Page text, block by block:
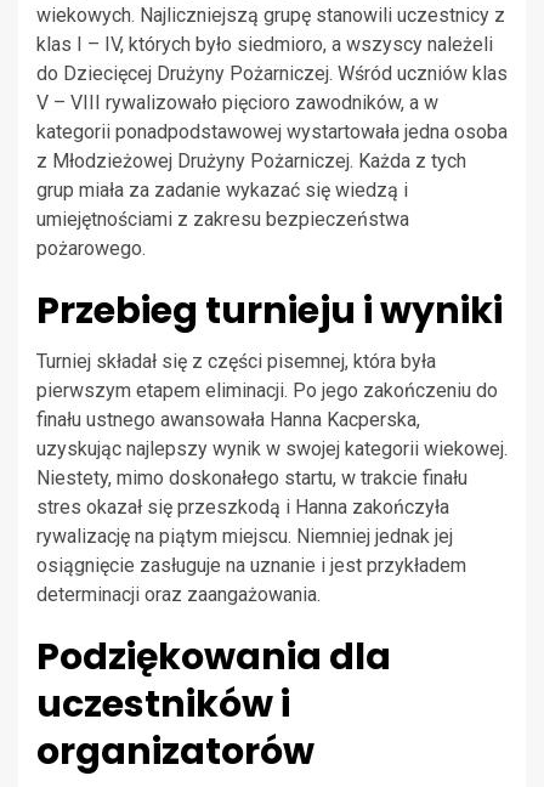
wiekowych. Najliczniejszą grupę stanowili uczestnicy z
klas I – IV, których było siedmioro, a wszyscy należeli
do Dziecięcej Drużyny Pożarniczej. Wśród uczniów klas
V – VIII rywalizowało pięcioro zawodników, a w
kategorii ponadpodstawowej wystartowała jedna osoba
z Młodzieżowej Drużyny Pożarniczej. Każda z tych
grup miała za zadanie wykazać się wiedzą i
umiejętnościami z zakresu bezpieczeństwa
pożarowego.
Przebieg turnieju i wyniki
Turniej składał się z części pisemnej, która była
pierwszym etapem eliminacji. Po jego zakończeniu do
finału ustnego awansowała Hanna Kacperska,
uzyskując najlepszy wynik w swojej kategorii wiekowej.
Niestety, mimo doskonałego startu, w trakcie finału
stres okazał się przeszkodą i Hanna zakończyła
rywalizację na piątym miejscu. Niemniej jednak jej
osiągnięcie zasługuje na uznanie i jest przykładem
determinacji oraz zaangażowania.
Podziękowania dla
uczestników i
organizatorów